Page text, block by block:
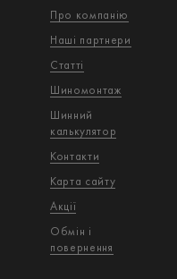
Про компанію
Наші партнери
Статті
Шиномонтаж
Шинний
калькулятор
Контакти
Карта сайту
Акції
Обмін і
повернення